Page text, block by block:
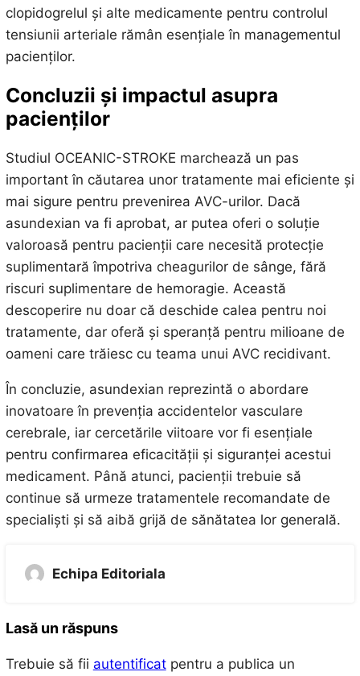
clopidogrelul și alte medicamente pentru controlul
tensiunii arteriale rămân esențiale în managementul
pacienților.
Concluzii și impactul asupra
pacienților
Studiul OCEANIC-STROKE marchează un pas
important în căutarea unor tratamente mai eficiente și
mai sigure pentru prevenirea AVC-urilor. Dacă
asundexian va fi aprobat, ar putea oferi o soluție
valoroasă pentru pacienții care necesită protecție
suplimentară împotriva cheagurilor de sânge, fără
riscuri suplimentare de hemoragie. Această
descoperire nu doar că deschide calea pentru noi
tratamente, dar oferă și speranță pentru milioane de
oameni care trăiesc cu teama unui AVC recidivant.
În concluzie, asundexian reprezintă o abordare
inovatoare în prevenția accidentelor vasculare
cerebrale, iar cercetările viitoare vor fi esențiale
pentru confirmarea eficacității și siguranței acestui
medicament. Până atunci, pacienții trebuie să
continue să urmeze tratamentele recomandate de
specialiști și să aibă grijă de sănătatea lor generală.
Echipa Editoriala
Lasă un răspuns
Trebuie să fii autentificatpentru a publica un